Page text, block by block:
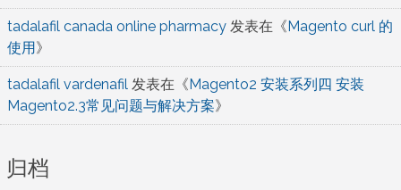
tadalafil canada online pharmacy 发表在《Magento curl 的
使用》
tadalafil vardenafil 发表在《Magento2 安装系列四 安装
Magento2.3常见问题与解决方案》
归档